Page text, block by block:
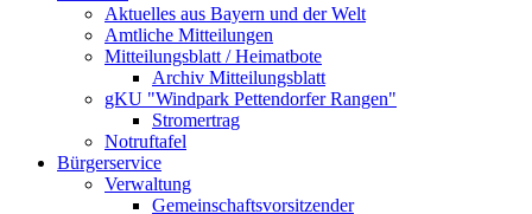
Aktuelles aus Bayern und der Welt
Amtliche Mitteilungen
Mitteilungsblatt / Heimatbote
Archiv Mitteilungsblatt
gKU "Windpark Pettendorfer Rangen"
Stromertrag
Notruftafel
Bürgerservice
Verwaltung
Gemeinschaftsvorsitzender